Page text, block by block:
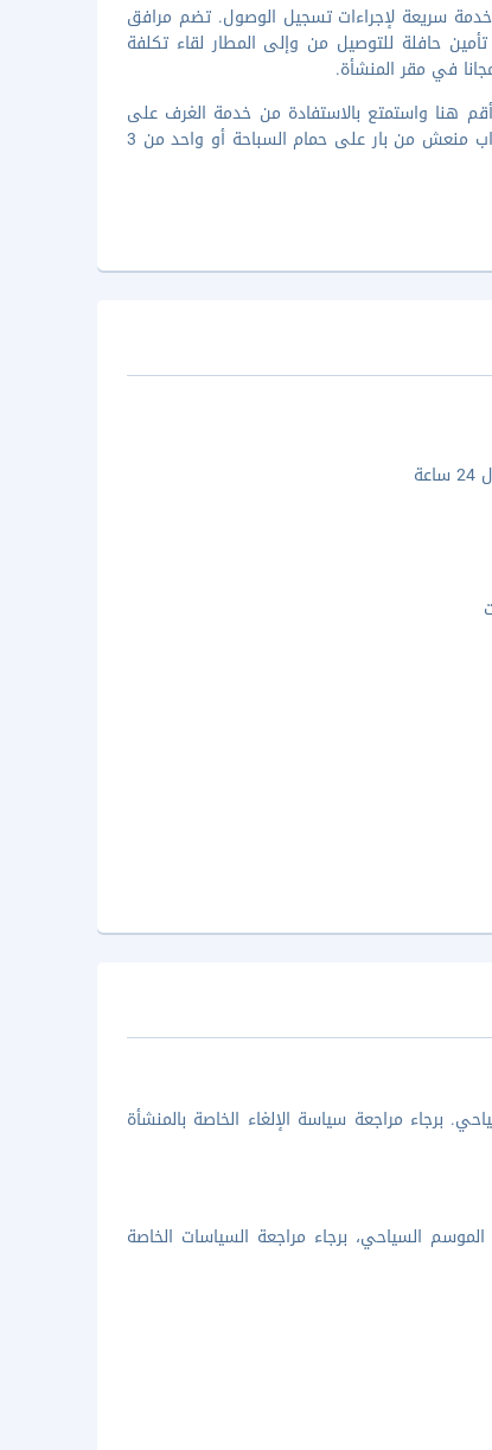
سريعة لإجراءات تسجيل الوصول. تضم مرافق
حافلة للتوصيل من وإلى المطار لقاء تكلفة
فندقية، أو أقم هنا واستمتع بالاستفادة من خدمة الغرف على
مدار 24 ساعة. وهناك أيضا وجبات خفيفة متوفرة في الكافيتيريا. استرخِ واستمتع بشراب منعش من بار على حمام السباحة أو واحد من 3
برجاء مراجعة سياسة الإلغاء الخاصة بالمنشأة
السياحي، برجاء مراجعة السياسات الخاصة